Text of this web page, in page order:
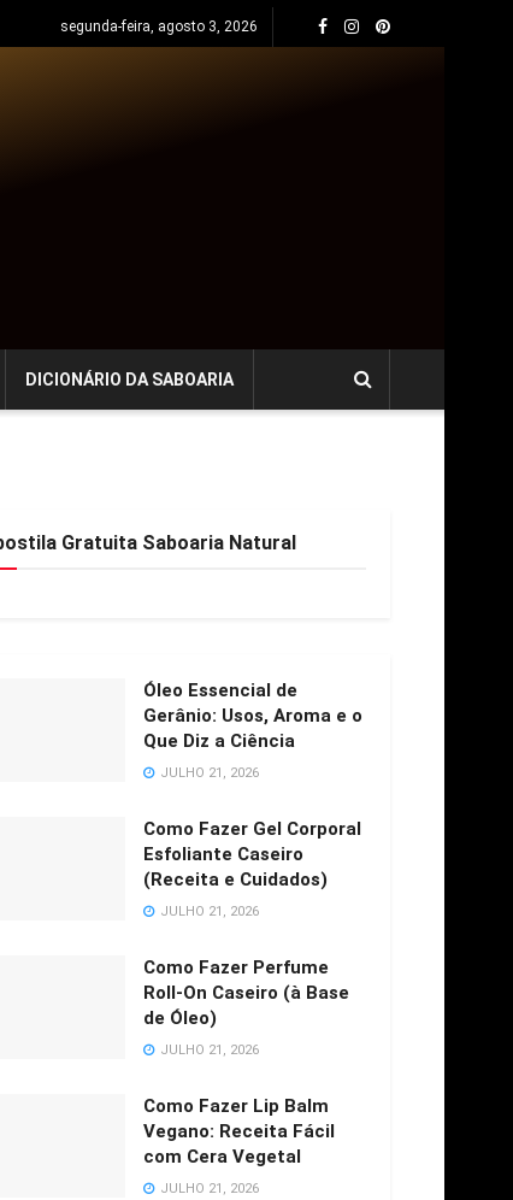
segunda-feira, agosto 3, 2026
DICIONÁRIO DA SABOARIA
Gratuita Saboaria Natural
Óleo Essencial de
Gerânio: Usos, Aroma e o
Que Diz a Ciência
JULHO 21, 2026
Como Fazer Gel Corporal
Esfoliante Caseiro
(Receita e Cuidados)
JULHO 21, 2026
Como Fazer Perfume
Roll-On Caseiro (à Base
de Óleo)
JULHO 21, 2026
Como Fazer Lip Balm
Vegano: Receita Fácil
com Cera Vegetal
JULHO 21, 2026